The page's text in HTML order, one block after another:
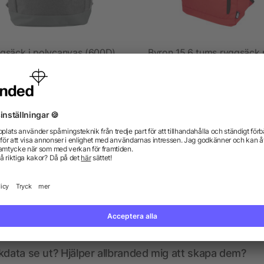
i polycanvas (600D)
från 51,87 kr
Byron 15,6 tums ryggsäck
Vi har svaren.
se ut? Hjälper allbranded mig att skapa dem?